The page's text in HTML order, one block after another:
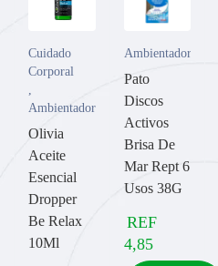
Cuidado
Corporal
Ambientadores
Olivia
Aceite
Esencial
Dropper
Be Relax
10Ml
Ambientadores
Pato
Discos
Activos
Brisa De
Mar Rept 6
Usos 38G
REF
4,85